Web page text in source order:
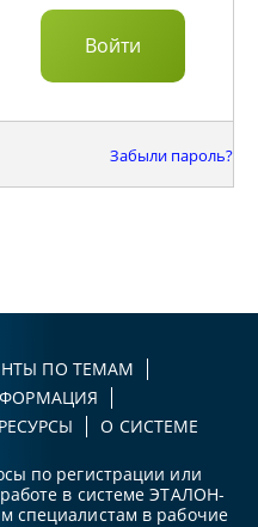
Забыли пароль?
ПО ТЕМАМ
О СИСТЕМЕ
по регистрации или
в системе ЭТАЛОН-
специалистам в рабочие